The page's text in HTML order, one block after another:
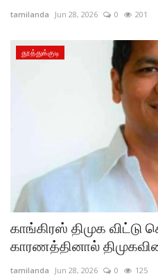
tamilanda Jun 28, 2026 0 201
தூத்துக்குடி
காங்கிரஸ் திமுக விட்டு
காரணத்தினால்
tamilanda Jun 28, 2026 0 125